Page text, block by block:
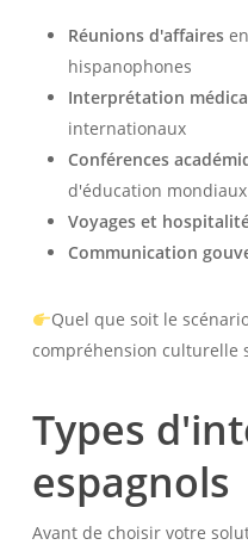
Réunions d'affaires
hispanophones
Interprétation
internationaux
Conférences
d'éducation mondiaux
Voyages et
Communication
Quel que soit le
compréhension culturelle
Types
espagnols
Avant de choisir votre